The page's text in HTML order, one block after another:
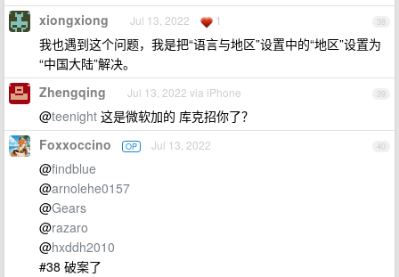
38
xiongxiong Jul 13, 2022 1
我也遇到这个问题，我是把“语言与地区”设置中的“地区”设置为
“中国大陆”解决。
39
Zhengqing Jul 13, 2022 via iPhone
@teenight 这是微软加的 库克招你了？
40
Foxxoccino OP Jul 13, 2022
@findblue
@arnolehe0157
@Gears
@razaro
@hxddh2010
#38 破案了